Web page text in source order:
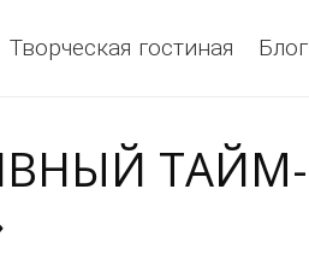
Творческая гостиная Блог
ТАЙМ-